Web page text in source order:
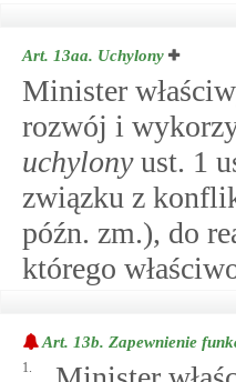
Art. 13aa. Uchylony
Minister
rozwój i
uchylonyust. 1
związku z
późn. zm.), do
którego
Art. 13b. Zapewnienie
1.